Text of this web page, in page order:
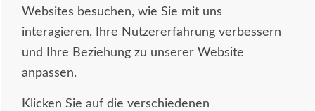
Websites besuchen, wie Sie mit uns
interagieren, Ihre Nutzererfahrung verbessern
und Ihre Beziehung zu unserer Website
anpassen.
Klicken Sie auf die verschiedenen